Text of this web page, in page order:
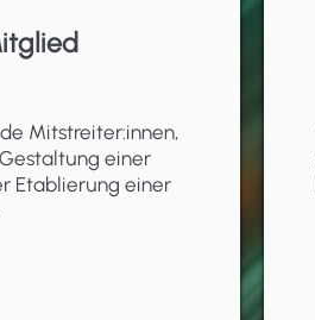
Mitstreiter:innen,
einer
Etablierung einer